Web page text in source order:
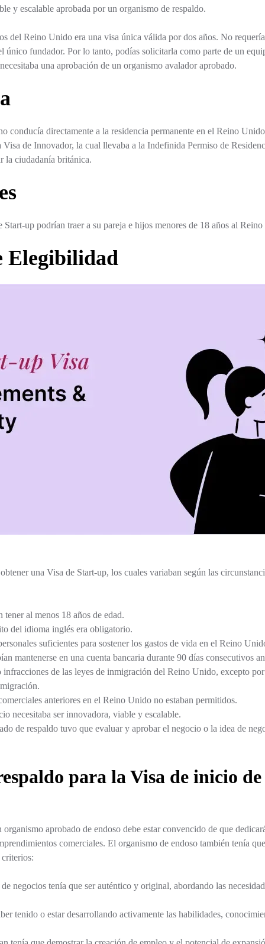
y escalable aprobada por un organismo de respaldo.
del Reino Unido era una visa única válida por dos años. No
único fundador. Por lo tanto, podías solicitarla como parte de un
una aprobación de un organismo avalador aprobado.
conducía directamente a la residencia permanente en el Reino
Visa de Innovador, la cual llevaba a la Indefinida Permiso de
la ciudadanía británica.
Start-up podrían traer a su pareja e hijos menores de 18 años al
Elegibilidad
una Visa de Start-up, los cuales variaban según las
tener al menos 18 años de edad.
del idioma inglés era obligatorio.
suficientes para sostener los gastos de vida en el Reino
mantenerse en una cuenta bancaria durante 90 días consecutivos
infracciones de las leyes de inmigración del Reino Unido, excepto
anteriores en el Reino Unido no estaban permitidos.
necesitaba ser innovadora, viable y escalable.
de respaldo tuvo que evaluar y aprobar el negocio o la idea de
para la Visa de inicio de
organismo aprobado de endoso debe estar convencido de que
comerciales. El organismo de endoso también tenía
negocios tenía que ser auténtico y original, abordando las
tenido o estar desarrollando activamente las habilidades,